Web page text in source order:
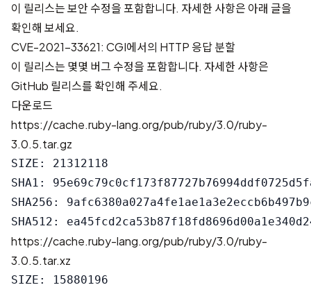
이 릴리스는 보안 수정을 포함합니다. 자세한 사항은 아래 글을
확인해 보세요.
CVE-2021-33621: CGI에서의 HTTP 응답 분할
이 릴리스는 몇몇 버그 수정을 포함합니다. 자세한 사항은
GitHub 릴리스를 확인해 주세요.
다운로드
https://cache.ruby-lang.org/pub/ruby/3.0/ruby-
3.0.5.tar.gz
SIZE: 21312118
SHA1:
SHA256:
https://cache.ruby-lang.org/pub/ruby/3.0/ruby-
3.0.5.tar.xz
SIZE: 15880196